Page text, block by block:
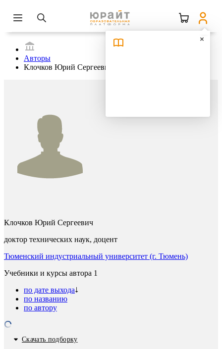
Авторы
Клочков Юрий Сергеевич
Клочков Юрий Сергеевич
доктор технических наук, доцент
Тюменский индустриальный университет (г. Тюмень)
Учебники и курсы автора 1
по дате выхода
по названию
по автору
Скачать подборку